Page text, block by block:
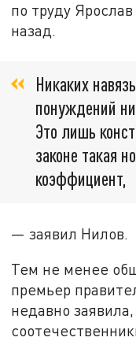
по труду
назад.
Никаких
понуждений
Это лишь
законе такая
коэффициент,
— заявил Нилов.
Тем не менее
премьер
недавно